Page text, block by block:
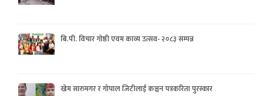
बि.पी. विचार गोष्ठी एवम काव्य उत्सव- २०८३ सम्पन्न
खेम सारुमगर र गोपाल जिटीलाई कञ्चन पत्रकरिता पुरस्कार